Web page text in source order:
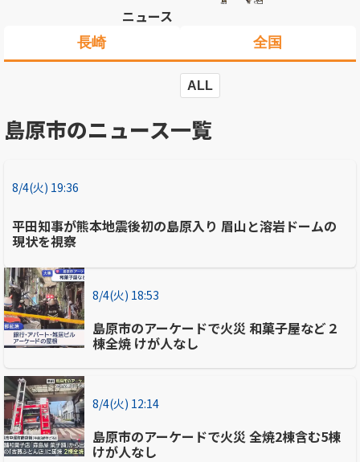
ニュース
長崎 全国
ALL
島原市のニュース一覧
8/4(火) 19:36
平田知事が熊本地震後初の島原入り 眉山と溶岩ドームの
現状を視察
8/4(火) 18:53
島原市のアーケードで火災 和菓子屋など２
棟全焼 けが人なし
8/4(火) 12:14
島原市のアーケードで火災 全焼2棟含む5棟
けが人なし